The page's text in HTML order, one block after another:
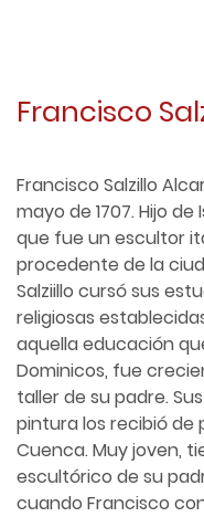
Francisco
Francisco Salzillo
mayo de 1707. Hijo de
que fue un escultor
procedente de la
Salziillo cursó sus
religiosas
aquella educación
Dominicos, fue
taller de su padre.
pintura los recibió de
Cuenca. Muy joven,
escultórico de su
cuando Francisco